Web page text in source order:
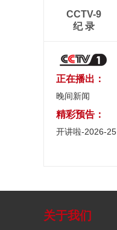
CCTV-9
纪 录
正在播出：
晚间新闻
精彩预告：
开讲啦-2026-25
关于我们